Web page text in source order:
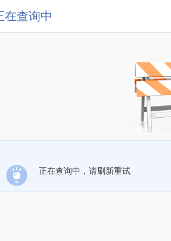
在查询中
正在查询中，请刷新重试